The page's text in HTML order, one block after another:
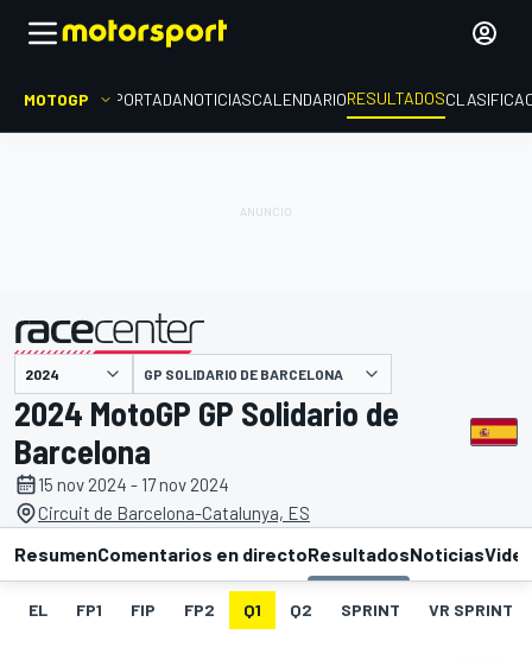
MOTOGP PORTADANOTICIASCALENDARIORESULTADOS
presentado por GP SOLIDARIO DE BARCELONA
2024 MotoGP GP Solidario de
Barcelona
15 nov 2024 - 17 nov 2024
Circuit de Barcelona-Catalunya, ES
ResumenComentarios en directoResultadosNoticias
EL FP1 FIP FP2 Q1 Q2 SPRINT VR SPRINT